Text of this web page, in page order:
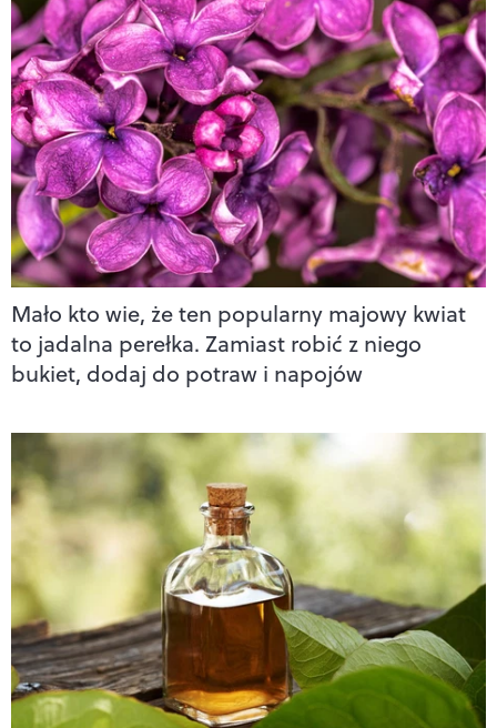
Mało kto wie, że ten popularny majowy kwiat
to jadalna perełka. Zamiast robić z niego
bukiet, dodaj do potraw i napojów